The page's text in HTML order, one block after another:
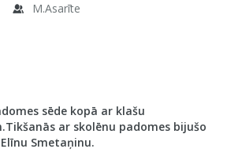
M.Asarīte
sēde kopā ar klašu
ar skolēnu padomes bijušo
Smetaņinu.